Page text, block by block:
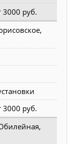
3000 руб.
3000 руб.